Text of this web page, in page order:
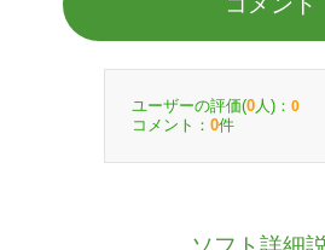
ユーザーの評価(0 人)： 0
コメント： 0件